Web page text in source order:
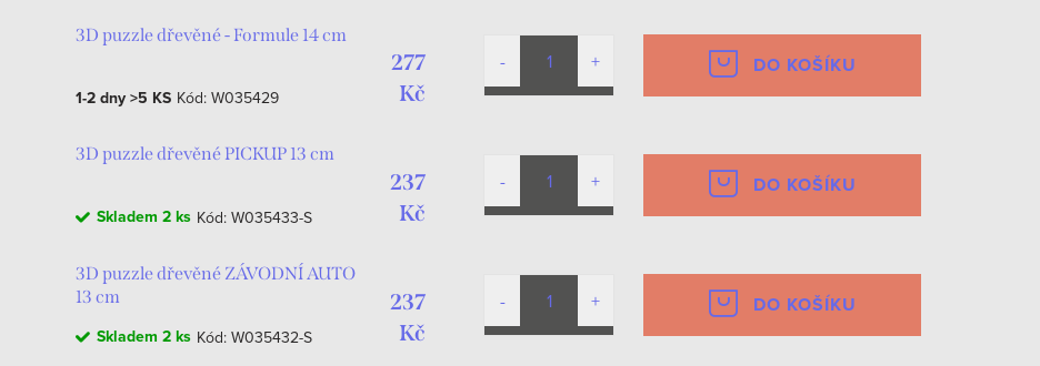
3D puzzle dřevěné - Formule 14 cm
1-2 dny>5 KS Kód: W035429
277
Kč
DO KOŠÍKU
3D puzzle dřevěné PICKUP 13 cm
Skladem 2 ks Kód: W035433-S
237
Kč
DO KOŠÍKU
3D puzzle dřevěné ZÁVODNÍ AUTO
13 cm
Skladem 2 ks Kód: W035432-S
237
Kč
DO KOŠÍKU